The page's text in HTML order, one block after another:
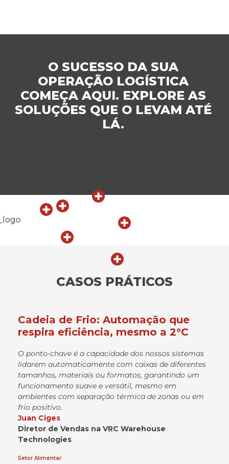
O SUCESSO DA SUA
OPERAÇÃO LOGÍSTICA
COMEÇA AQUI. EXPLORE AS
SOLUÇÕES QUE O LEVAM ATÉ
LÁ.
CASOS PRÁTICOS
Cadeia de Frio: Automação que
respira eficiência, mesmo a 2°C
O ponto-chave é a capacidade dos nossos sistemas
lidarem automaticamente com caixas de diferentes
tamanhos, materiais ou formatos, garantindo um
funcionamento suave e versátil, mesmo em
ambientes com separação térmica de zonas ou em
frio positivo.
Juan Ciges
Diretor de Vendas na VRC Warehouse
Technologies
Setor Alimentar